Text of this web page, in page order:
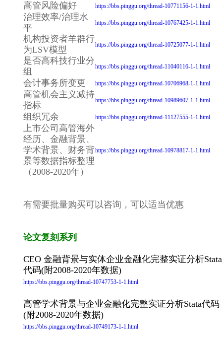
高管风险偏好 https://bbs.pinggu.org/thread-10771156-1-1.html
治理效率/治理水
平
https://bbs.pinggu.org/thread-10767425-1-1.html
机构投资者羊群行
为LSV模型
https://bbs.pinggu.org/thread-10725077-1-1.html
是否高科技行业分
组
https://bbs.pinggu.org/thread-11040116-1-1.html
会计事务所变更 https://bbs.pinggu.org/thread-10706968-1-1.html
高管机会主义减持
指标
https://bbs.pinggu.org/thread-10989607-1-1.html
组织冗余 https://bbs.pinggu.org/thread-11127555-1-1.html
上市公司高管海外
经历、金融背景、
学术背景、财务背
景等数据指标整理
（2008-2020年）
https://bbs.pinggu.org/thread-10978817-1-1.html
有需要批量购买可以咨询，可以适当优惠
论文复刻系列
CEO 金融背景与实体企业金融化完整实证分析Stata
代码(附2008-2020年数据)
https://bbs.pinggu.org/thread-10747753-1-1.html
高管学术背景与企业金融化完整实证分析Stata代码
(附2008-2020年数据)
https://bbs.pinggu.org/thread-10749173-1-1.html